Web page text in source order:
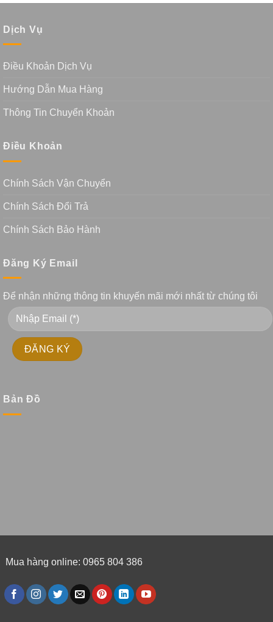
Dịch Vụ
Điều Khoản Dịch Vụ
Hướng Dẫn Mua Hàng
Thông Tin Chuyển Khoản
Điều Khoản
Chính Sách Vận Chuyển
Chính Sách Đổi Trả
Chính Sách Bảo Hành
Đăng Ký Email
Để nhận những thông tin khuyến mãi mới nhất từ chúng tôi
Bản Đồ
Mua hàng online: 0965 804 386